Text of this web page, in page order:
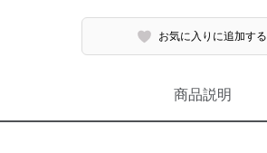
お気に入りに追加する
商品説明